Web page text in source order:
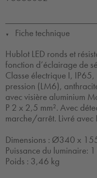
▼
Fiche technique
Hublot LED ronds et
fonction d’éclairage de
Classe électrique I,
pression (LM6),
avec visière aluminium
P 2 x 2,5 mm². Avec
marche/arrêt. Livré avec
Dimensions : Ø340 x
Puissance du luminaire:
Poids : 3,46 kg